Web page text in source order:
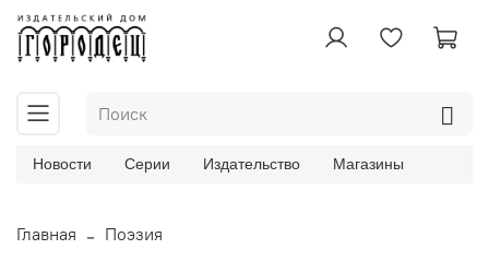
Новости Серии Издательство Магазины
Главная Поэзия